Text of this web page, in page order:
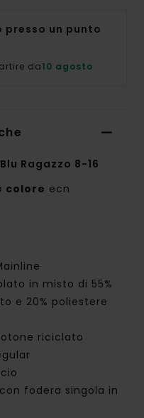
presso un punto
da10 agosto
Ragazzo 8-16
colore ecn
in misto di 55%
e 20% poliestere
riciclato
fodera singola in